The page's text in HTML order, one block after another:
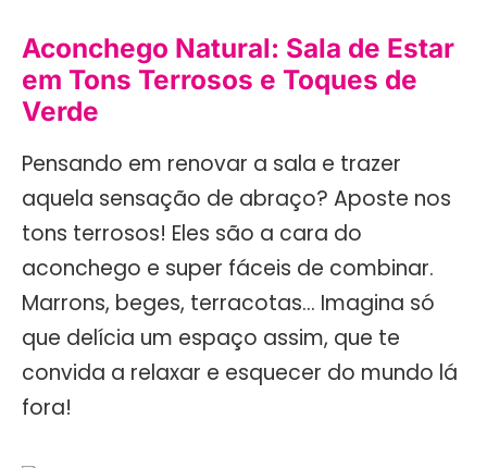
Aconchego Natural: Sala de Estar
em Tons Terrosos e Toques de
Verde
Pensando em renovar a sala e trazer
aquela sensação de abraço? Aposte nos
tons terrosos! Eles são a cara do
aconchego e super fáceis de combinar.
Marrons, beges, terracotas… Imagina só
que delícia um espaço assim, que te
convida a relaxar e esquecer do mundo lá
fora!